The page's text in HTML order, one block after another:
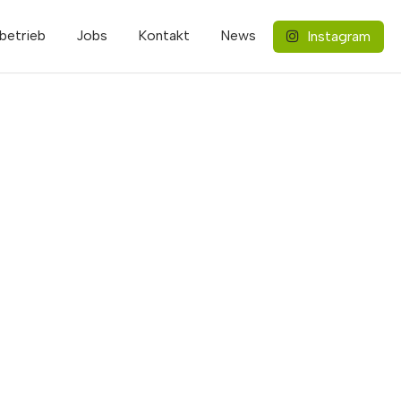
Jobs Kontakt News Instagram